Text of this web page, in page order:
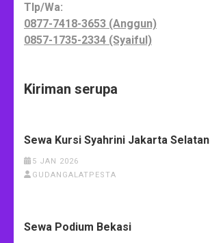
Tlp/Wa:
0877-7418-3653 (Anggun)
0857-1735-2334 (Syaiful)
Kiriman serupa
Sewa Kursi Syahrini Jakarta Selatan
5 JAN 2026
GUDANGALATPESTA
Sewa Podium Bekasi